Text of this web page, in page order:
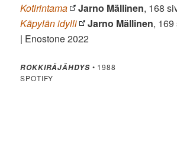
Kotirintama
Jarno Mällinen, 168
Käpylän idylli
Jarno Mällinen,
| Enostone 2022
ROKKIRÄJÄHDYS• 1988
SPOTIFY